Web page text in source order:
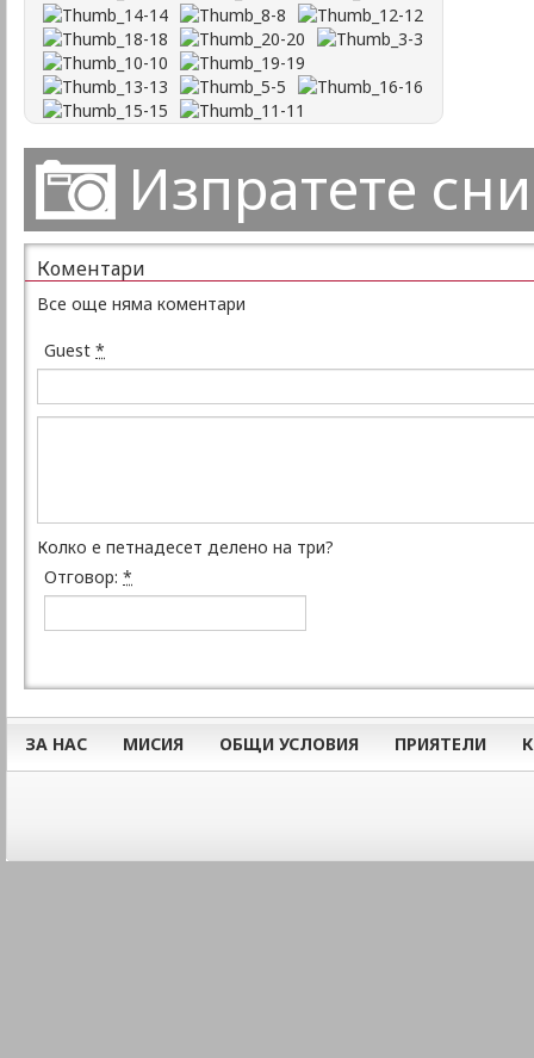
Изпратете
Коментари
Все още няма коментари
Guest *
Колко е петнадесет делено на три?
Отговор: *
ЗА НАС МИСИЯ ОБЩИ УСЛОВИЯ ПРИЯТЕЛИ